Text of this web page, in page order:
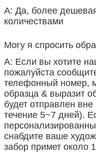
А: Да, более
количествами
Могу я спросить
А: Если вы хотите
пожалуйста
телефонный номер,
образца & выразит
будет отправлен
течение 5~7 дней).
снабдите ваше
забор примет около